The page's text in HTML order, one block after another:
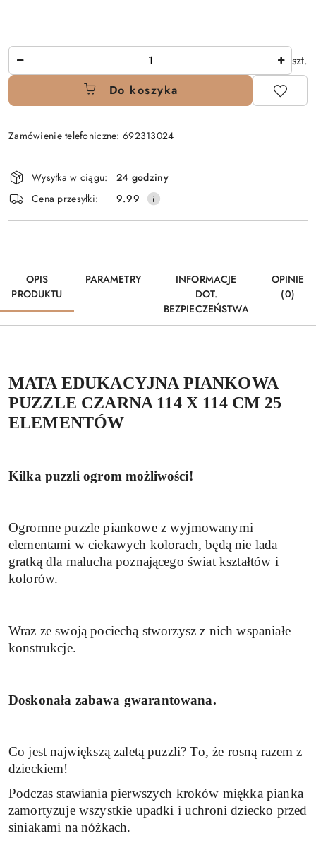
szt.
Do koszyka
Zamówienie telefoniczne: 692313024
Dostępność
i
dostawa
Wysyłka w ciągu:
24 godziny
Cena przesyłki:
9.99
OPIS
PRODUKTU
PARAMETRY
INFORMACJE
DOT.
BEZPIECZEŃSTWA
OPINIE
(0)
MATA EDUKACYJNA PIANKOWA
PUZZLE CZARNA 114 X 114 CM 25
ELEMENTÓW
Kilka puzzli ogrom możliwości!
Ogromne puzzle piankowe z wyjmowanymi
elementami w ciekawych kolorach, będą nie lada
gratką dla malucha poznającego świat kształtów i
kolorów.
Wraz ze swoją pociechą stworzysz z nich wspaniałe
konstrukcje.
Doskonała zabawa gwarantowana.
Co jest największą zaletą puzzli? To, że rosną razem z
dzieckiem!
Podczas stawiania pierwszych kroków miękka pianka
zamortyzuje wszystkie upadki i uchroni dziecko przed
siniakami na nóżkach.